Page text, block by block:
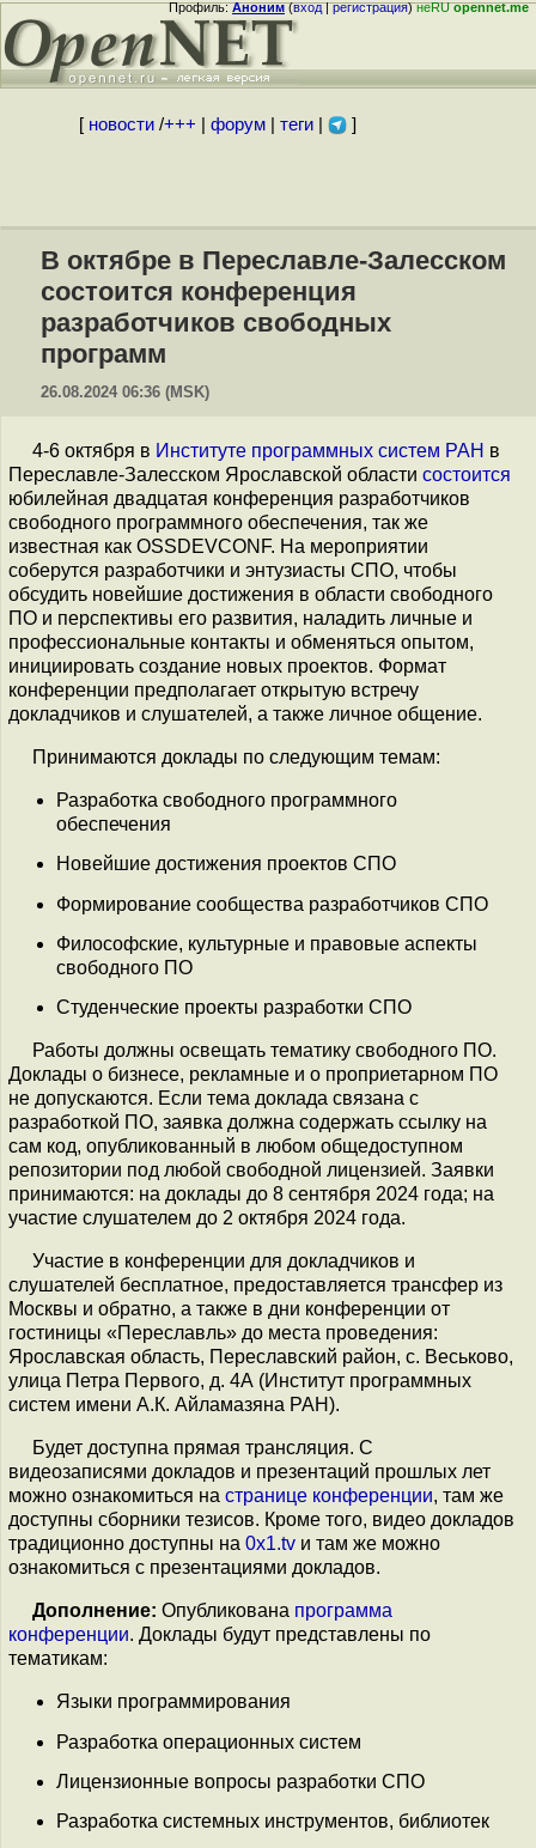
Профиль:Аноним(вход|регистрация)неRUopennet.me
[ новости/+++ форум| теги| ]
В октябре в Переславле-Залесском
состоится конференция
разработчиков свободных
программ
26.08.2024 06:36 (MSK)
4-6 октября в Институте программных систем РАН в
Переславле-Залесском Ярославской области состоится
юбилейная двадцатая конференция разработчиков
свободного программного обеспечения, так же
известная как OSSDEVCONF. На мероприятии
соберутся разработчики и энтузиасты СПО, чтобы
обсудить новейшие достижения в области свободного
ПО и перспективы его развития, наладить личные и
профессиональные контакты и обменяться опытом,
инициировать создание новых проектов. Формат
конференции предполагает открытую встречу
докладчиков и слушателей, а также личное общение.
Принимаются доклады по следующим темам:
Разработка свободного программного
обеспечения
Новейшие достижения проектов СПО
Формирование сообщества разработчиков СПО
Философские, культурные и правовые аспекты
свободного ПО
Студенческие проекты разработки СПО
Работы должны освещать тематику свободного ПО.
Доклады о бизнесе, рекламные и о проприетарном ПО
не допускаются. Если тема доклада связана с
разработкой ПО, заявка должна содержать ссылку на
сам код, опубликованный в любом общедоступном
репозитории под любой свободной лицензией. Заявки
принимаются: на доклады до 8 сентября 2024 года; на
участие слушателем до 2 октября 2024 года.
Участие в конференции для докладчиков и
слушателей бесплатное, предоставляется трансфер из
Москвы и обратно, а также в дни конференции от
гостиницы «Переславль» до места проведения:
Ярославская область, Переславский район, с. Веськово,
улица Петра Первого, д. 4А (Институт программных
систем имени А.К. Айламазяна РАН).
Будет доступна прямая трансляция. С
видеозаписями докладов и презентаций прошлых лет
можно ознакомиться на странице конференции, там же
доступны сборники тезисов. Кроме того, видео докладов
традиционно доступны на 0x1.tv и там же можно
ознакомиться с презентациями докладов.
Дополнение: Опубликована программа
конференции. Доклады будут представлены по
тематикам:
Языки программирования
Разработка операционных систем
Лицензионные вопросы разработки СПО
Разработка системных инструментов, библиотек